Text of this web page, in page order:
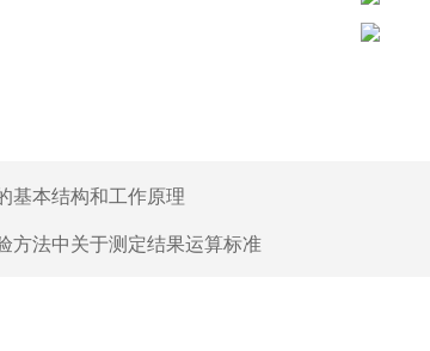
基本结构和工作原理
方法中关于测定结果运算标准